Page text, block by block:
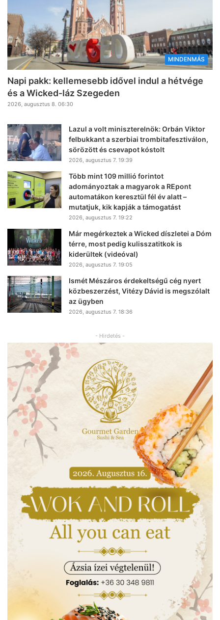
MINDENMÁS
Napi pakk: kellemesebb idővel indul a hétvége
és a Wicked-láz Szegeden
2026, augusztus 8. 06:30
Lazul a volt miniszterelnök: Orbán Viktor
felbukkant a szerbiai trombitafesztiválon,
sörözött és csevapot kóstolt
2026, augusztus 7. 19:39
Több mint 109 millió forintot
adományoztak a magyarok a REpont
automatákon keresztül fél év alatt –
mutatjuk, kik kapják a támogatást
2026, augusztus 7. 19:22
Már megérkeztek a Wicked díszletei a Dóm
térre, most pedig kulisszatitkok is
kiderültek (videóval)
2026, augusztus 7. 19:05
Ismét Mészáros érdekeltségű cég nyert
közbeszerzést, Vitézy Dávid is megszólalt
az ügyben
2026, augusztus 7. 18:36
- Hirdetés -